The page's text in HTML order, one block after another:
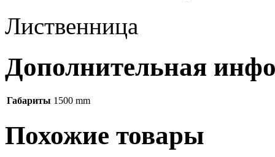
Лиственница
Дополнительная
Габариты 1500 mm
Похожие товары